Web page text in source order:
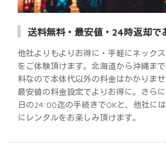
送料無料・最安値・24時返却で
他社よりもよりお得に・手軽にネック
をご体験頂けます。北海道から沖縄ま
料なので本体代以外の料金はかかりま
最安値の料金設定でよりお得に。さら
日の24:00迄の手続きでOKと、他社に
にレンタルをお楽しみ頂けます。